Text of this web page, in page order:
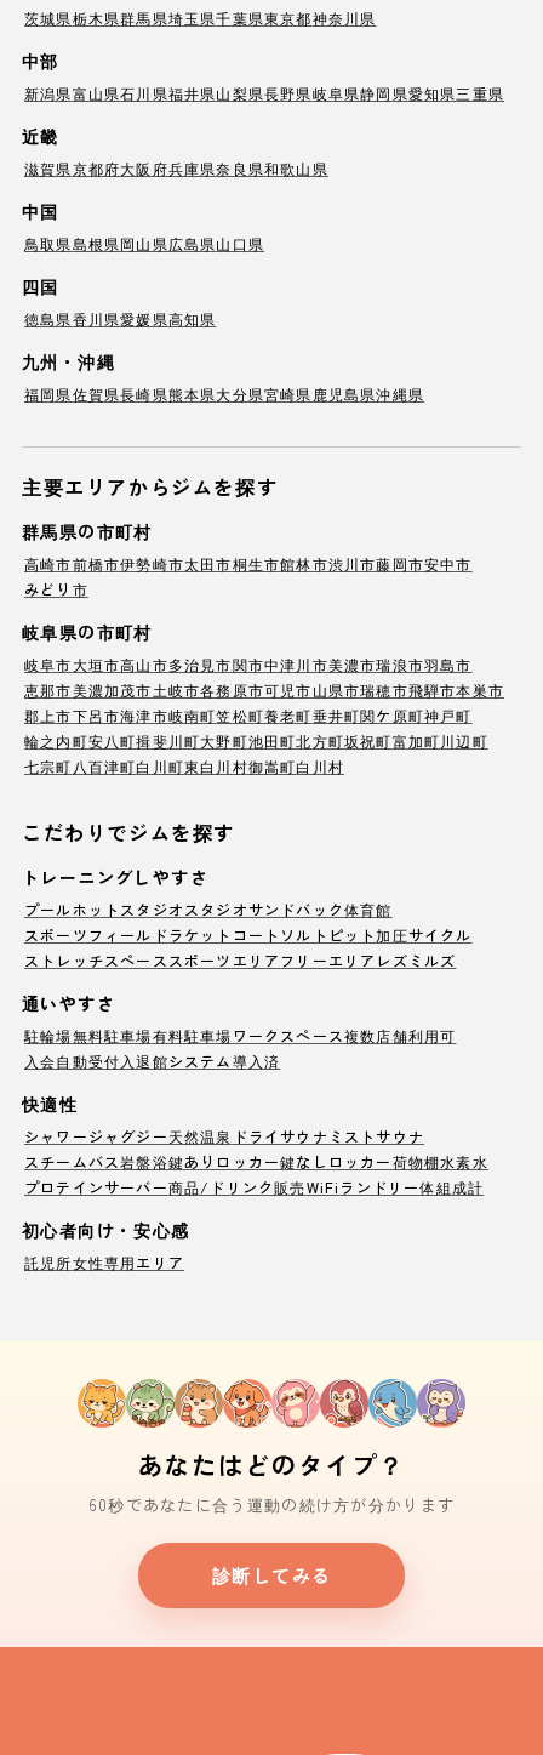
茨城県栃木県群馬県埼玉県千葉県東京都神奈川県
中部
新潟県富山県石川県福井県山梨県長野県岐阜県静岡県愛知県三重県
近畿
滋賀県京都府大阪府兵庫県奈良県和歌山県
中国
鳥取県島根県岡山県広島県山口県
四国
徳島県香川県愛媛県高知県
九州・沖縄
福岡県佐賀県長崎県熊本県大分県宮崎県鹿児島県沖縄県
主要エリアからジムを探す
群馬県の市町村
高崎市前橋市伊勢崎市太田市桐生市館林市渋川市藤岡市安中市
みどり市
岐阜県の市町村
岐阜市大垣市高山市多治見市関市中津川市美濃市瑞浪市羽島市
恵那市美濃加茂市土岐市各務原市可児市山県市瑞穂市飛騨市本巣市
郡上市下呂市海津市岐南町笠松町養老町垂井町関ケ原町神戸町
輪之内町安八町揖斐川町大野町池田町北方町坂祝町富加町川辺町
七宗町八百津町白川町東白川村御嵩町白川村
こだわりでジムを探す
トレーニングしやすさ
プールホットスタジオスタジオサンドバック体育館
スポーツフィールド ラケットコート ソルトピット加圧サイクル
ストレッチスペーススポーツエリア フリーエリア レズミルズ
通いやすさ
駐輪場無料駐車場有料駐車場ワークスペース複数店舗利用可
入会自動受付入退館システム導入済
快適性
シャワージャグジー天然温泉 ドライサウナ ミストサウナ
スチームバス岩盤浴鍵ありロッカー鍵なしロッカー荷物棚水素水
プロテインサーバー商品/ドリンク販売WiFi ランドリー体組成計
初心者向け・安心感
託児所女性専用エリア
あなたはどのタイプ？
60秒であなたに合う運動の続け方が分かります
診断してみる